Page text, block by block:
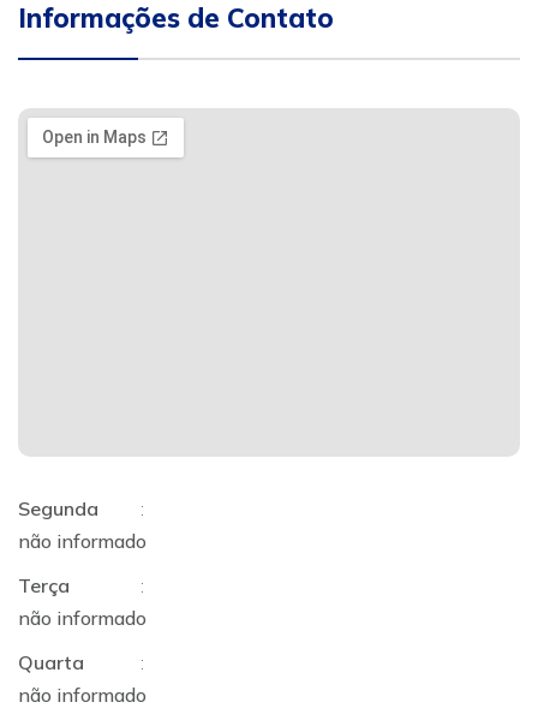
Informações de Contato
Segunda
:
não informado
Terça
:
não informado
Quarta
:
não informado